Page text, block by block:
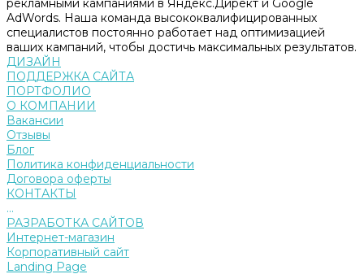
рекламными кампаниями в Яндекс.Директ и Google
AdWords. Наша команда высококвалифицированных
специалистов постоянно работает над оптимизацией
ваших кампаний, чтобы достичь максимальных результатов.
ДИЗАЙН
ПОДДЕРЖКА САЙТА
ПОРТФОЛИО
О КОМПАНИИ
Вакансии
Отзывы
Блог
Политика конфиденциальности
Договора оферты
КОНТАКТЫ
...
РАЗРАБОТКА САЙТОВ
Интернет-магазин
Корпоративный сайт
Landing Page